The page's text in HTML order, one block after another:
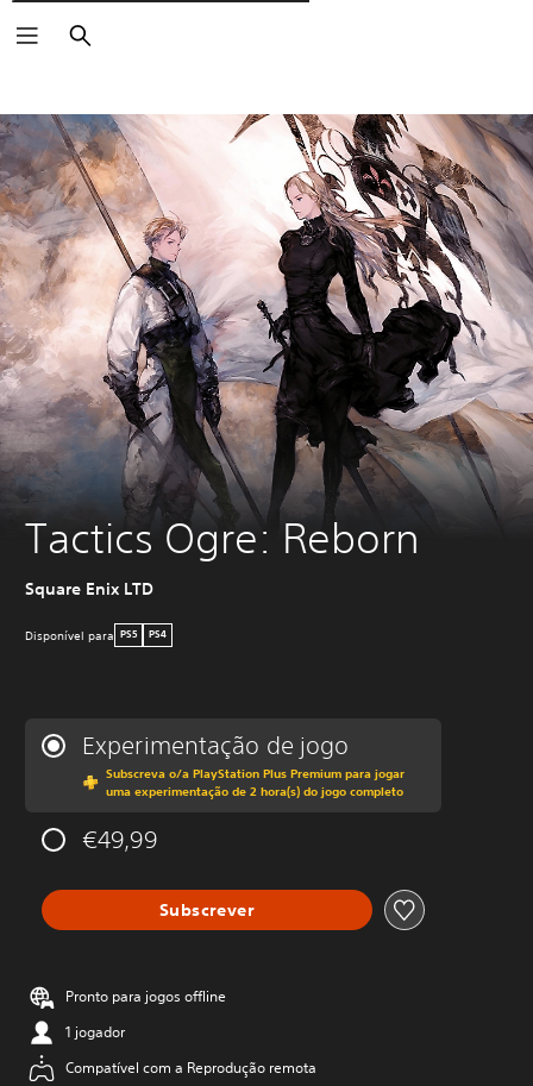
Pesquisar
Tactics Ogre: Reborn
Square Enix LTD
Disponível para PS5 PS4
Experimentação de jogo
Subscreva o/a PlayStation Plus Premium para jogar
uma experimentação de 2 hora(s) do jogo completo
€49,99
Subscrever
Pronto para jogos offline
1 jogador
Compatível com a Reprodução remota